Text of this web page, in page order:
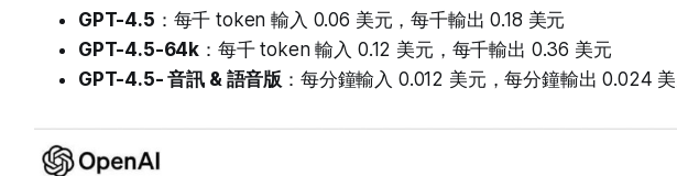
GPT-4.5 ：每千 token 輸入 0.06 美元，每千輸出 0.18 美元
GPT-4.5-64k ：每千 token 輸入 0.12 美元，每千輸出 0.36 美元
GPT-4.5- 音訊 & 語音版 ：每分鐘輸入 0.012 美元，每分鐘輸出 0.024